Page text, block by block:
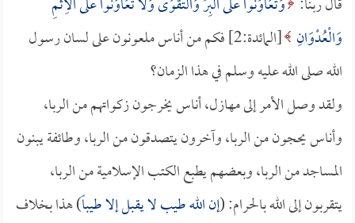
وَالْعُدْوَانِ
[المائدة:2] فكم من أناس ملعونون على لسان رسول
الله صلى الله عليه وسلم في هذا الزمان؟
ولقد وصل الأمر إلى مهازل، أناس يخرجون زكواتهم من الربا،
وأناس يحجون من الربا، وآخرون يتصدقون من الربا، وطائفة يبنون
المساجد من الربا، وبعضهم يطبع الكتب الإسلامية من الربا،
يتقربون إلى الله بالحرام: (إن الله طيب لا يقبل إلا طيباً) هذا بخلاف